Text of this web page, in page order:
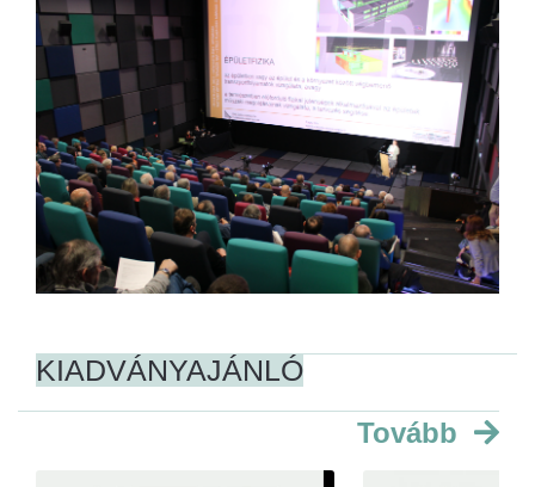
KIADVÁNYAJÁNLÓ
Tovább